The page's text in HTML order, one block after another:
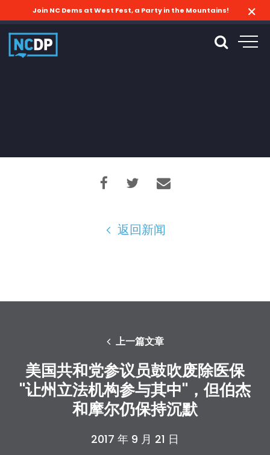
Join NC Dems at West Fest, a Party in the Mountains!
返回新闻
上一篇文章
美国共和党参议员鼓吹废除医保
"让州立法机构参与其中"，但伯杰
和摩尔仍保持沉默
2017 年 9 月 21 日